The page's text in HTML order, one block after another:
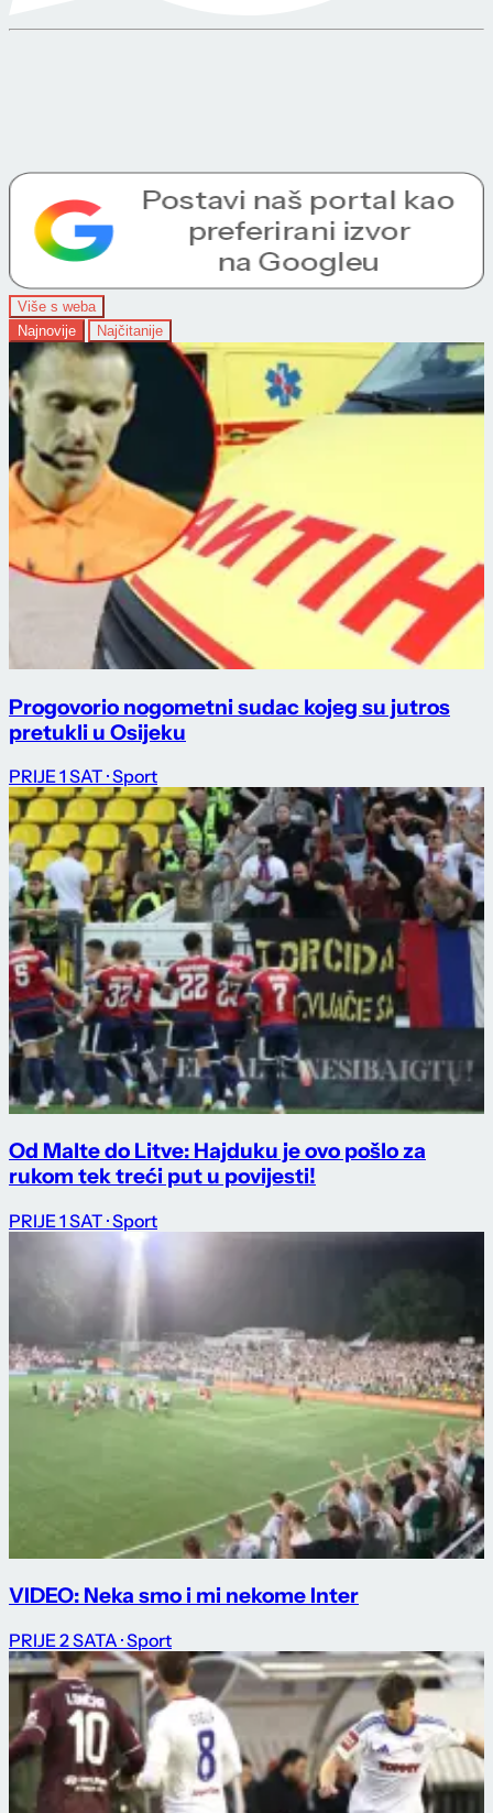
Više s weba
Najnovije
Najčitanije
Progovorio nogometni sudac kojeg su jutros
pretukli u Osijeku
PRIJE 1 SAT · Sport
Od Malte do Litve: Hajduku je ovo pošlo za
rukom tek treći put u povijesti!
PRIJE 1 SAT · Sport
VIDEO: Neka smo i mi nekome Inter
PRIJE 2 SATA · Sport